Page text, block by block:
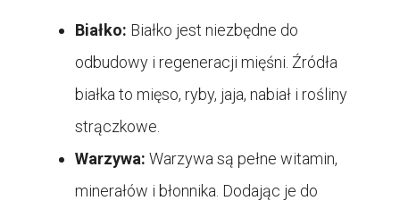
Białko: Białko jest niezbędne do
odbudowy i regeneracji mięśni. Źródła
białka to mięso, ryby, jaja, nabiał i rośliny
strączkowe.
Warzywa: Warzywa są pełne witamin,
minerałów i błonnika. Dodając je do